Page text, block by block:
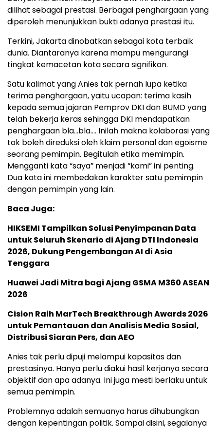
dilihat sebagai prestasi. Berbagai penghargaan yang
diperoleh menunjukkan bukti adanya prestasi itu.
Terkini, Jakarta dinobatkan sebagai kota terbaik
dunia. Diantaranya karena mampu mengurangi
tingkat kemacetan kota secara signifikan.
Satu kalimat yang Anies tak pernah lupa ketika
terima penghargaan, yaitu ucapan: terima kasih
kepada semua jajaran Pemprov DKI dan BUMD yang
telah bekerja keras sehingga DKI mendapatkan
penghargaan bla…bla…. Inilah makna kolaborasi yang
tak boleh direduksi oleh klaim personal dan egoisme
seorang pemimpin. Begitulah etika memimpin.
Mengganti kata “saya” menjadi “kami” ini penting.
Dua kata ini membedakan karakter satu pemimpin
dengan pemimpin yang lain.
Baca Juga:
HIKSEMI Tampilkan Solusi Penyimpanan Data
untuk Seluruh Skenario di Ajang DTI Indonesia
2026, Dukung Pengembangan AI di Asia
Tenggara
Huawei Jadi Mitra bagi Ajang GSMA M360 ASEAN
2026
Cision Raih MarTech Breakthrough Awards 2026
untuk Pemantauan dan Analisis Media Sosial,
Distribusi Siaran Pers, dan AEO
Anies tak perlu dipuji melampui kapasitas dan
prestasinya. Hanya perlu diakui hasil kerjanya secara
objektif dan apa adanya. Ini juga mesti berlaku untuk
semua pemimpin.
Problemnya adalah semuanya harus dihubungkan
dengan kepentingan politik. Sampai disini, segalanya